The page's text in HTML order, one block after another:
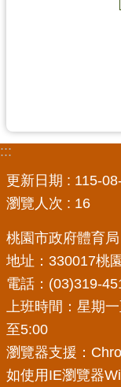
服
政
府
資
訊
公
開
回
首
頁
:::
更新日期
115-
瀏覽人次
16
桃園市政府體育局
地址：330017桃
電話：(03)319-
上班時間：星期
至5:00
瀏覽器支援：
如使用IE瀏覽器